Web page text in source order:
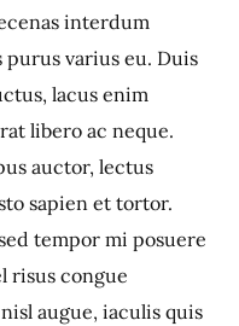
interdum
purus varius eu. Duis
lacus enim
libero ac neque.
auctor, lectus
sapien et tortor.
tempor mi posuere
risus congue
augue, iaculis quis